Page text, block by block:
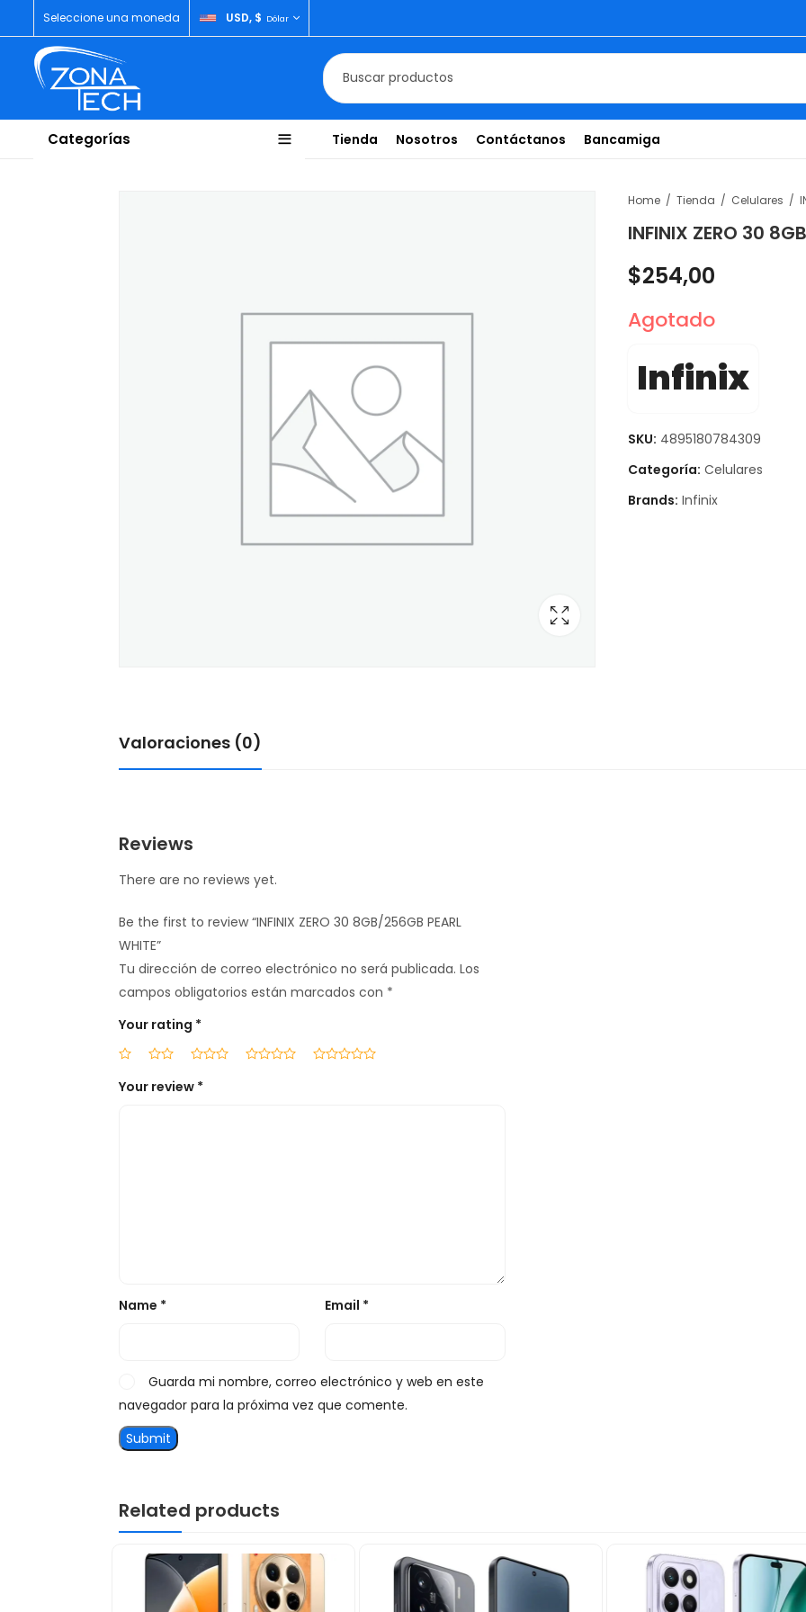
Seleccione una moneda USD, $ Dólar
Categorías Tienda Nosotros Contáctanos Bancamiga
Home Tienda Celulares
INFINIX ZERO 30
$254,00
Agotado
Infinix
SKU: 4895180784309
Categoría: Celulares
Brands: Infinix
Valoraciones (0)
Reviews
There are no reviews yet.
Be the first to review “INFINIX ZERO 30 8GB/256GB PEARL
WHITE”
Tu dirección de correo electrónico no será publicada. Los
campos obligatorios están marcados con *
Your rating *
Your review *
Name * Email *
Guarda mi nombre, correo electrónico y web en este
navegador para la próxima vez que comente.
Related products